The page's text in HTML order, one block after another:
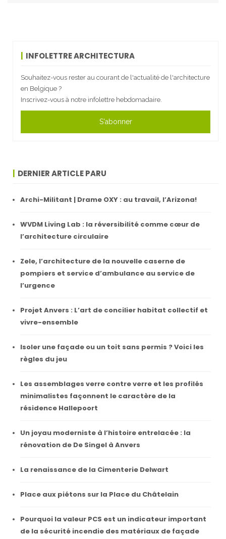
INFOLETTRE ARCHITECTURA
Souhaitez-vous rester au courant de l'actualité de l'architecture
en Belgique ?
Inscrivez-vous à notre infolettre hebdomadaire.
S'abonner
DERNIER ARTICLE PARU
Archi-Militant | Drame OXY : au travail, l’Arizona!
WVDM Living Lab : la réversibilité comme cœur de
l’architecture circulaire
Zele, l’architecture de la nouvelle caserne de
pompiers et service d’ambulance au service de
l’urgence
Projet Anvers : L’art de concilier habitat collectif et
vivre-ensemble
Isoler une façade ou un toit sans permis ? Voici les
règles du jeu
Les assemblages verre contre verre et les profilés
minimalistes façonnent le caractère de la
résidence Hallepoort
Un joyau moderniste à l’histoire entrelacée : la
rénovation de De Singel à Anvers
La renaissance de la Cimenterie Delwart
Place aux piétons sur la Place du Châtelain
Pourquoi la valeur PCS est un indicateur important
de la sécurité incendie des matériaux de façade